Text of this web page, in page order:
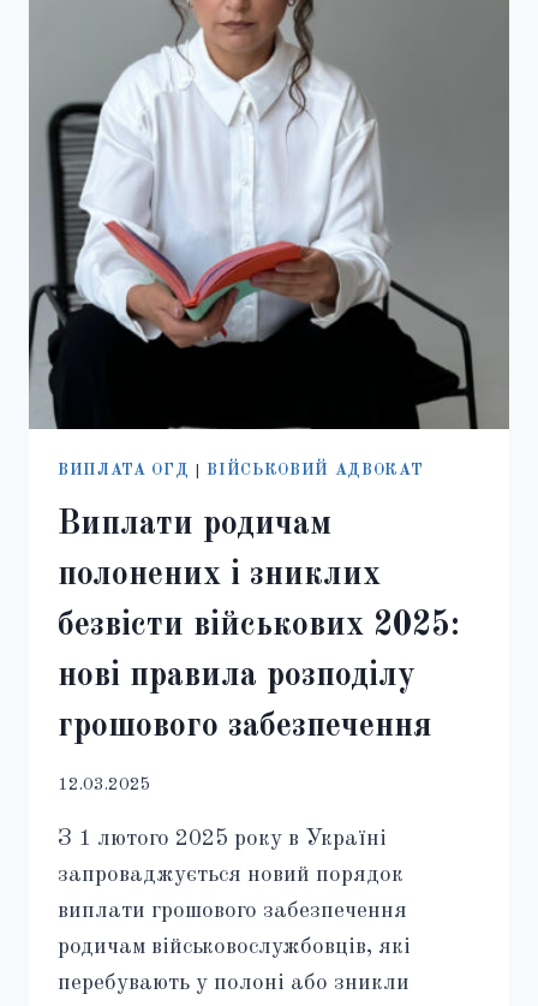
РОБИТИ
ДАЛІ
ВИПЛАТА ОГД |ВІЙСЬКОВИЙ АДВОКАТ
Виплати родичам
полонених і зниклих
безвісти військових 2025:
нові правила розподілу
грошового забезпечення
12.03.2025
З 1 лютого 2025 року в Україні
запроваджується новий порядок
виплати грошового забезпечення
родичам військовослужбовців, які
перебувають у полоні або зникли